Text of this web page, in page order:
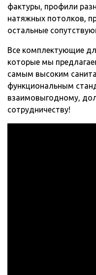
фактуры, профили
натяжных потолков,
остальные
Все комплектующие
которые мы
самым высоким
функциональным
взаимовыгодному,
сотрудничеству!